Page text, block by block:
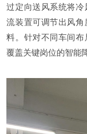
过定向送风系统将
流装置可调节出风
料。针对不同车间
覆盖关键岗位的智能